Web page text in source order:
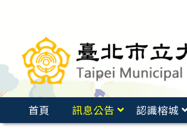
要
容
首頁 訊息公告 認識榕城